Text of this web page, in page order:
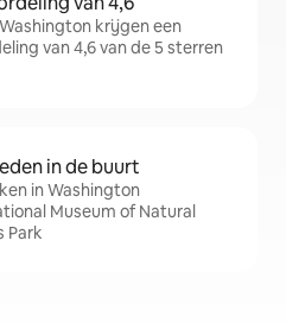
krijgen een
van 4,6 van de 5 sterren
in de buurt
in Washington
Museum of Natural
Park